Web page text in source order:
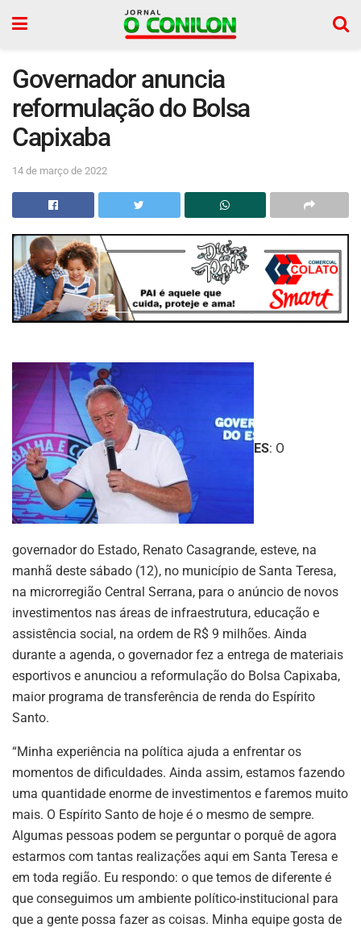
Governador anuncia
reformulação do Bolsa
Capixaba
14 de março de 2022
ES: O
governador do Estado, Renato Casagrande, esteve, na
manhã deste sábado (12), no município de Santa Teresa,
na microrregião Central Serrana, para o anúncio de novos
investimentos nas áreas de infraestrutura, educação e
assistência social, na ordem de R$ 9 milhões. Ainda
durante a agenda, o governador fez a entrega de materiais
esportivos e anunciou a reformulação do Bolsa Capixaba,
maior programa de transferência de renda do Espírito
Santo.
“Minha experiência na política ajuda a enfrentar os
momentos de dificuldades. Ainda assim, estamos fazendo
uma quantidade enorme de investimentos e faremos muito
mais. O Espírito Santo de hoje é o mesmo de sempre.
Algumas pessoas podem se perguntar o porquê de agora
estarmos com tantas realizações aqui em Santa Teresa e
em toda região. Eu respondo: o que temos de diferente é
que conseguimos um ambiente político-institucional para
que a gente possa fazer as coisas. Minha equipe gosta de